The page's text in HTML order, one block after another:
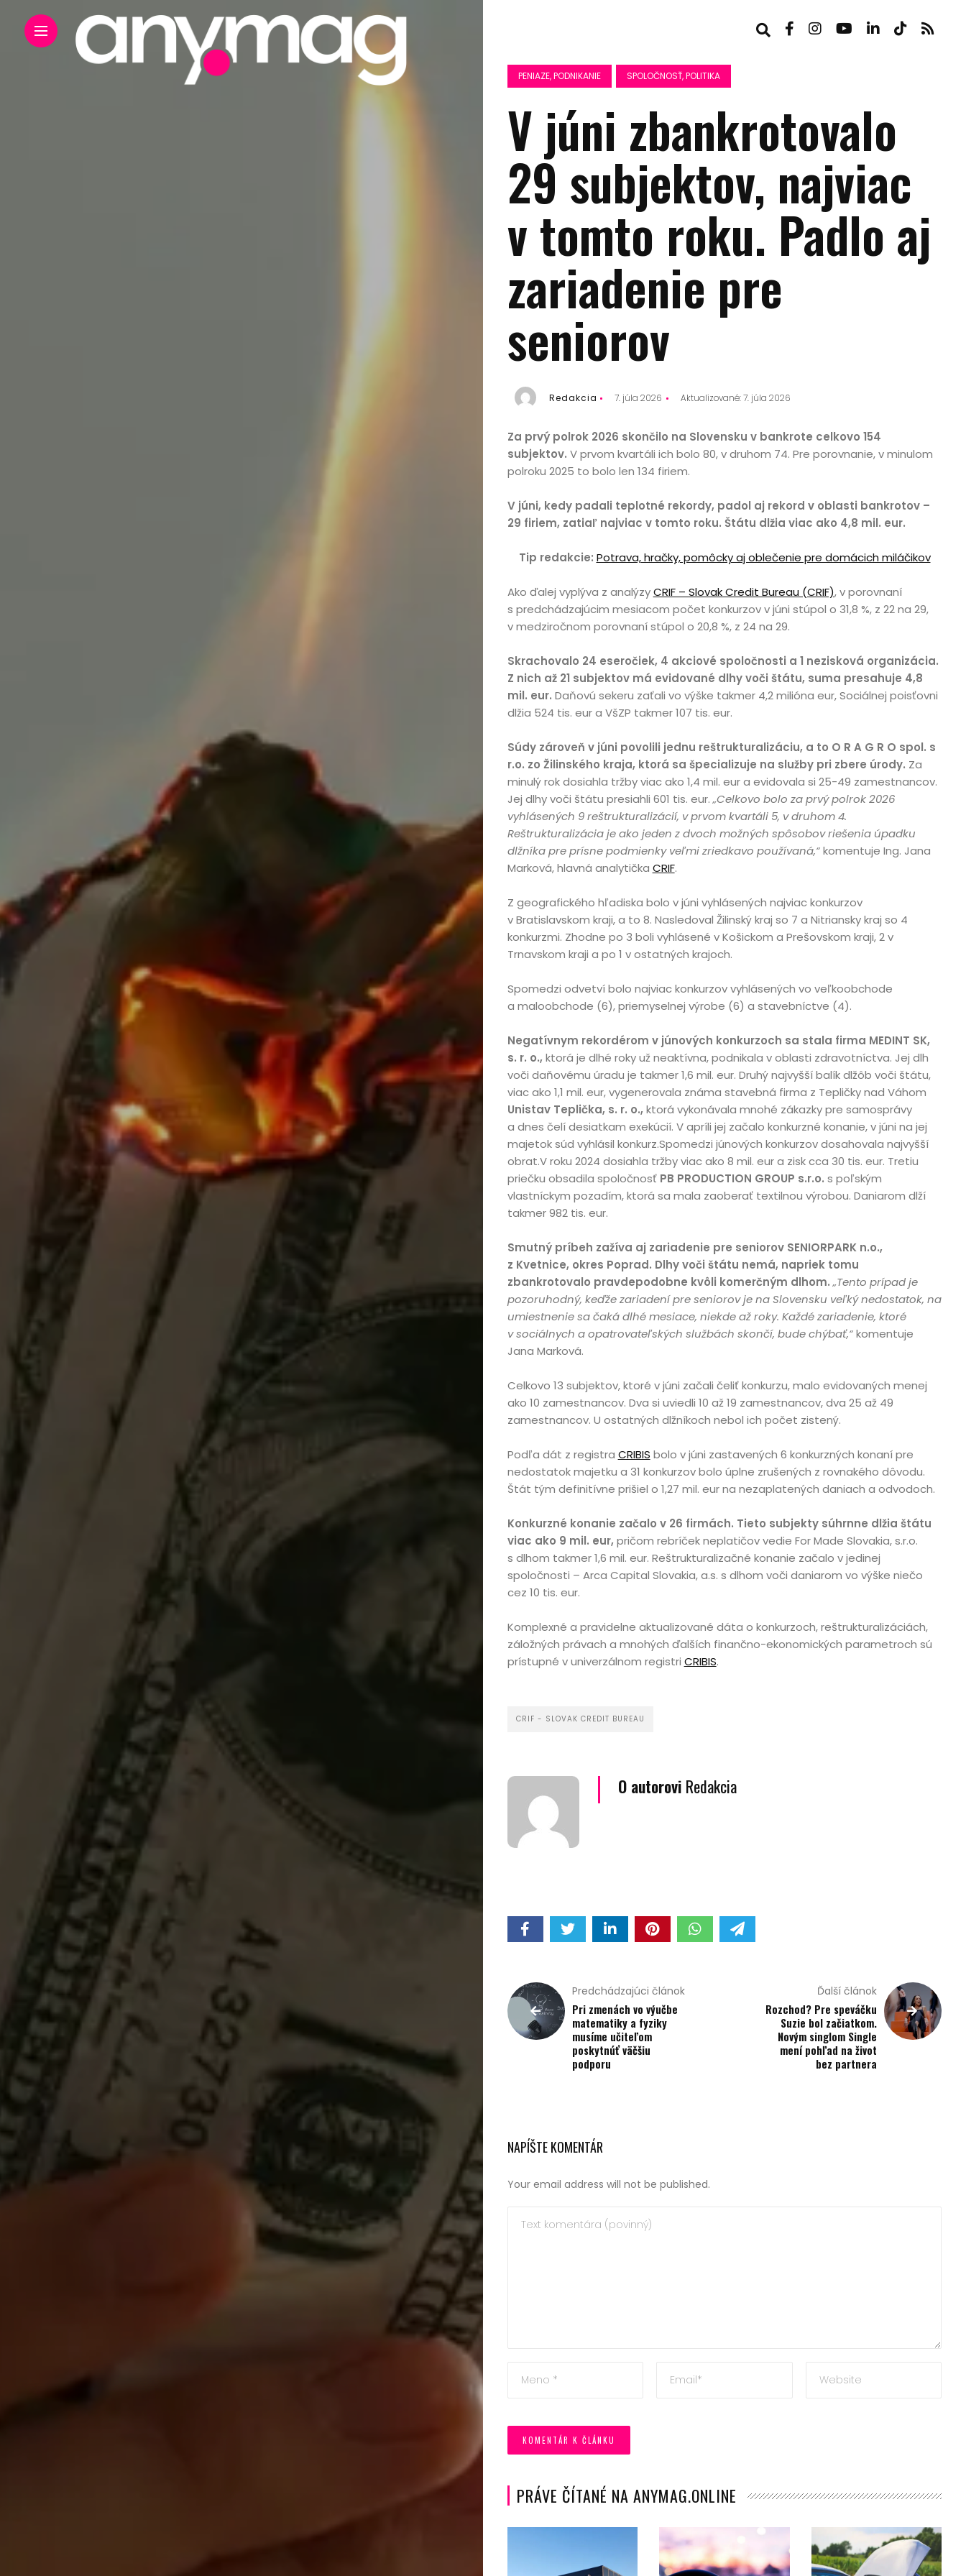
Domov
Automobily,
motorky,
mobilita
Bývanie,
domácnosť
Cestovanie
Kultúra
Peniaze,
Rozhovory
Spoločnosť,
kúpou,
recenzie
Technológie
Životný
Vyhľadať
PENIAZE, PODNIKANIE SPOLOČNOSŤ, POLITIKA
V júni zbankrotovalo
29 subjektov, najviac
v tomto roku. Padlo aj
zariadenie pre
seniorov
Redakcia 7. júla 2026 Aktualizované: 7. júla 2026
Za prvý polrok 2026 skončilo na Slovensku v bankrote celkovo 154
subjektov. V prvom kvartáli ich bolo 80, v druhom 74. Pre porovnanie, v minulom
polroku 2025 to bolo len 134 firiem.
V júni, kedy padali teplotné rekordy, padol aj rekord v oblasti bankrotov –
29 firiem, zatiaľ najviac v tomto roku. Štátu dlžia viac ako 4,8 mil. eur.
Tip redakcie: Potrava, hračky, pomôcky aj oblečenie pre domácich miláčikov
Ako ďalej vyplýva z analýzyCRIF – Slovak Credit Bureau (CRIF), v porovnaní
s predchádzajúcim mesiacom počet konkurzov v júni stúpol o 31,8 %, z 22 na 29,
v medziročnom porovnaní stúpol o 20,8 %, z 24 na 29.
Skrachovalo 24 eseročiek, 4 akciové spoločnosti a 1 nezisková organizácia.
Z nich až 21 subjektov má evidované dlhy voči štátu, suma presahuje 4,8
mil. eur. Daňovú sekeru zaťali vo výške takmer 4,2 milióna eur, Sociálnej poisťovni
dlžia 524 tis. eur a VšZP takmer 107 tis. eur.
Súdy zároveň v júni povolili jednu reštrukturalizáciu, a to O R A G R O spol. s
r.o. zo Žilinského kraja, ktorá sa špecializuje na služby pri zbere úrody. Za
minulý rok dosiahla tržby viac ako 1,4 mil. eur a evidovala si 25-49 zamestnancov.
Jej dlhy voči štátu presiahli 601 tis. eur.„Celkovo bolo za prvý polrok 2026
vyhlásených 9 reštrukturalizácií, v prvom kvartáli 5, v druhom 4.
Reštrukturalizácia je ako jeden z dvoch možných spôsobov riešenia úpadku
dlžníka pre prísne podmienky veľmi zriedkavo používaná,“komentuje Ing. Jana
Marková, hlavná analytička CRIF.
Z geografického hľadiska bolo v júni vyhlásených najviac konkurzov
v Bratislavskom kraji, a to 8. Nasledoval Žilinský kraj so 7 a Nitriansky kraj so 4
konkurzmi. Zhodne po 3 boli vyhlásené v Košickom a Prešovskom kraji, 2 v
Trnavskom kraji a po 1 v ostatných krajoch.
Spomedzi odvetví bolo najviac konkurzov vyhlásených vo veľkoobchode
a maloobchode (6), priemyselnej výrobe (6) a stavebníctve (4).
Negatívnym rekordérom v júnových konkurzoch sa stala firma MEDINT SK,
s. r. o., ktorá je dlhé roky už neaktívna, podnikala v oblasti zdravotníctva. Jej dlh
voči daňovému úradu je takmer 1,6 mil. eur. Druhý najvyšší balík dlžôb voči štátu,
viac ako 1,1 mil. eur, vygenerovala známa stavebná firma z Tepličky nad Váhom
Unistav Teplička, s. r. o., ktorá vykonávala mnohé zákazky pre samosprávy
a dnes čelí desiatkam exekúcií. V apríli jej začalo konkurzné konanie, v júni na jej
majetok súd vyhlásil konkurz.Spomedzi júnových konkurzov dosahovala najvyšší
obrat.V roku 2024 dosiahla tržby viac ako 8 mil. eur a zisk cca 30 tis. eur. Tretiu
priečku obsadila spoločnosť PB PRODUCTION GROUP s.r.o. s poľským
vlastníckym pozadím, ktorá sa mala zaoberať textilnou výrobou. Daniarom dlží
takmer 982 tis. eur.
Smutný príbeh zažíva aj zariadenie pre seniorov SENIORPARK n.o.,
z Kvetnice, okres Poprad. Dlhy voči štátu nemá, napriek tomu
zbankrotovalo pravdepodobne kvôli komerčným dlhom. „Tento prípad je
pozoruhodný, keďže zariadení pre seniorov je na Slovensku veľký nedostatok, na
umiestnenie sa čaká dlhé mesiace, niekde až roky. Každé zariadenie, ktoré
v sociálnych a opatrovateľských službách skončí, bude chýbať,“komentuje
Jana Marková.
Celkovo 13 subjektov, ktoré v júni začali čeliť konkurzu, malo evidovaných menej
ako 10 zamestnancov. Dva si uviedli 10 až 19 zamestnancov, dva 25 až 49
zamestnancov. U ostatných dlžníkoch nebol ich počet zistený.
Podľa dát z registra CRIBIS bolo v júni zastavených 6 konkurzných konaní pre
nedostatok majetku a 31 konkurzov bolo úplne zrušených z rovnakého dôvodu.
Štát tým definitívne prišiel o 1,27 mil. eur na nezaplatených daniach a odvodoch.
Konkurzné konanie začalo v 26 firmách. Tieto subjekty súhrnne dlžia štátu
viac ako 9 mil. eur, pričom rebríček neplatičov vedie For Made Slovakia, s.r.o.
s dlhom takmer 1,6 mil. eur. Reštrukturalizačné konanie začalo v jedinej
spoločnosti – Arca Capital Slovakia, a.s. s dlhom voči daniarom vo výške niečo
cez 10 tis. eur.
Komplexné a pravidelne aktualizované dáta o konkurzoch, reštrukturalizáciách,
záložných právach a mnohých ďalších finančno-ekonomických parametroch sú
prístupné v univerzálnom registri CRIBIS.
CRIF - SLOVAK CREDIT BUREAU
O autorovi Redakcia
Predchádzajúci článok
Pri zmenách vo výučbe
matematiky a fyziky
musíme učiteľom
poskytnúť väčšiu
podporu
Ďalší článok
Rozchod? Pre speváčku
Suzie bol začiatkom.
Novým singlom Single
mení pohľad na život
bez partnera
NAPÍŠTE KOMENTÁR
Your email address will not be published.
PRÁVE ČÍTANÉ NA ANYMAG.ONLINE